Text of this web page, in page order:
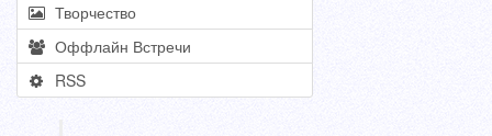
Творчество
Оффлайн Встречи
RSS